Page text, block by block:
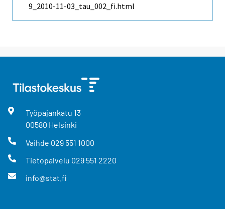
9_2010-11-03_tau_002_fi.html
Työpajankatu 13
00580 Helsinki
Vaihde 029 551 1000
Tietopalvelu 029 551 2220
info@stat.fi